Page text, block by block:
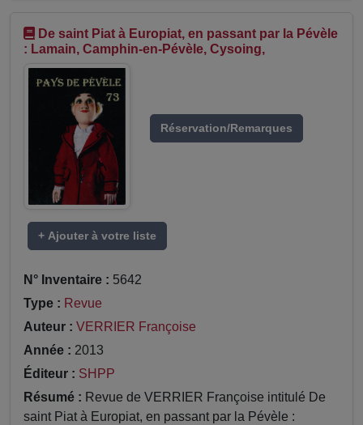
De saint Piat à Europiat, en passant par la Pévèle
: Lamain, Camphin-en-Pévèle, Cysoing,
Réservation/Remarques
+ Ajouter à votre liste
N° Inventaire : 5642
Type : Revue
Auteur : VERRIER Françoise
Année : 2013
Éditeur : SHPP
Résumé : Revue de VERRIER Françoise intitulé De
saint Piat à Europiat, en passant par la Pévèle :